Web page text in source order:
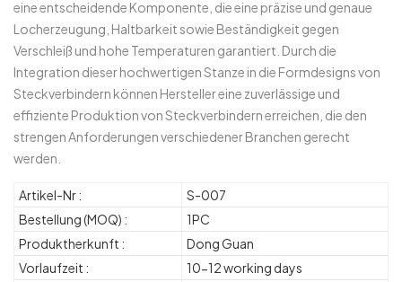
eine entscheidende Komponente, die eine präzise und genaue
Locherzeugung, Haltbarkeit sowie Beständigkeit gegen
Verschleiß und hohe Temperaturen garantiert. Durch die
Integration dieser hochwertigen Stanze in die Formdesigns von
Steckverbindern können Hersteller eine zuverlässige und
effiziente Produktion von Steckverbindern erreichen, die den
strengen Anforderungen verschiedener Branchen gerecht
werden.
Artikel-Nr :
S-007
Bestellung (MOQ) :
1PC
Produktherkunft :
Dong Guan
Vorlaufzeit :
10-12 working days